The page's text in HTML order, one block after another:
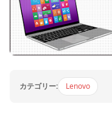
カテゴリー: Lenovo